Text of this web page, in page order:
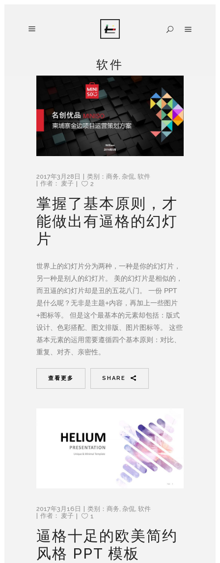
软件
2017年3月28日 类别： 商务 杂侃 软件
作者： 麦子 2
掌握了基本原则，才
能做出有逼格的幻灯
片
世界上的幻灯片分为两种，一种是你的幻灯片，
另一种是别人的幻灯片。 美的幻灯片是相似的，
而丑逼的幻灯片却是丑的五花八门。 一份 PPT
是什么呢？无非是主题+内容，再加上一些图片
+图标等。 但是这个最基本的元素却包括：版式
设计、色彩搭配、图文排版、图片图标等。 这些
基本元素的运用需要遵循四个基本原则：对比、
重复、对齐、亲密性。
查看更多 SHARE
2017年3月16日 类别： 商务, 杂侃, 软件
作者： 麦子 1
逼格十足的欧美简约
风格 PPT 模板